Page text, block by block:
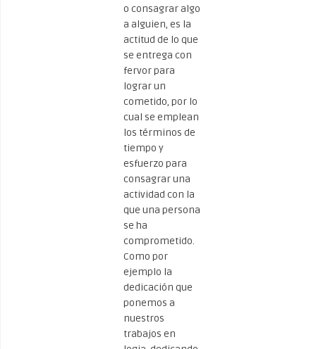
o consagrar algo
a alguien, es la
actitud de lo que
se entrega con
fervor para
lograr un
cometido, por lo
cual se emplean
los términos de
tiempo y
esfuerzo para
consagrar una
actividad con la
que una persona
se ha
comprometido.
Como por
ejemplo la
dedicación que
ponemos a
nuestros
trabajos en